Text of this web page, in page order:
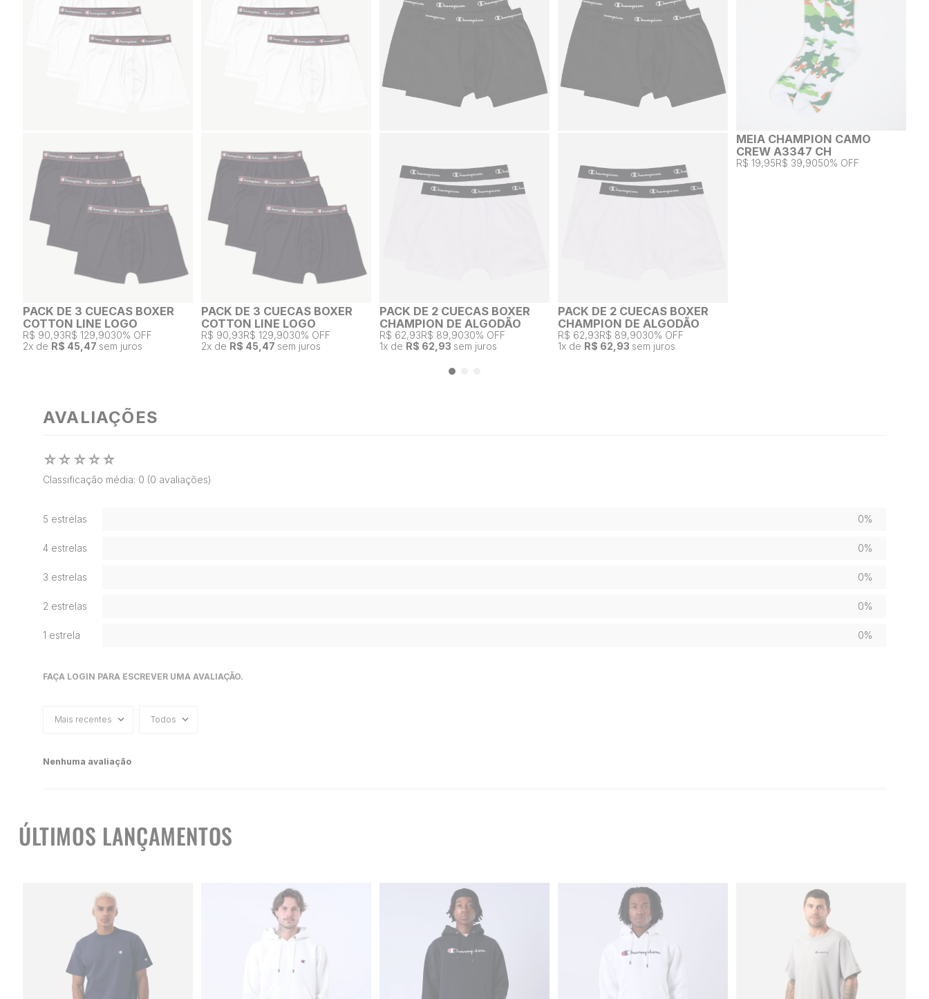
PACK DE 3 CUECAS BOXER
COTTON LINE LOGO
R$ 90,93R$ 129,9030% OFF
2x de R$ 45,47 sem juros
PACK DE 3 CUECAS BOXER
COTTON LINE LOGO
R$ 90,93R$ 129,9030% OFF
2x de R$ 45,47 sem juros
PACK DE 2 CUECAS BOXER
CHAMPION DE ALGODÃO
R$ 62,93R$ 89,9030% OFF
1x de R$ 62,93 sem juros
PACK DE 2 CUECAS BOXER
CHAMPION DE ALGODÃO
R$ 62,93R$ 89,9030% OFF
1x de R$ 62,93 sem juros
MEIA CHAMPION CAMO
CREW A3347 CH
R$ 19,95R$ 39,9050% OFF
AVALIAÇÕES
☆☆ ☆☆☆
Classificação média: 0 (0 avaliações)
5 estrelas 0%
4 estrelas 0%
3 estrelas 0%
2 estrelas 0%
1 estrela 0%
FAÇA LOGIN PARA ESCREVER UMA AVALIAÇÃO.
Mais recentes Todos
Nenhuma avaliação
ÚLTIMOS LANÇAMENTOS